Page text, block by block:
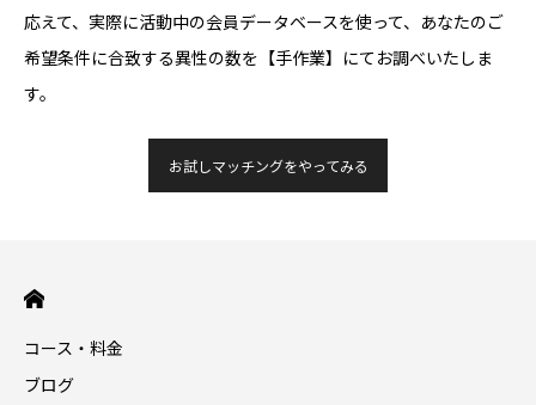
応えて、実際に活動中の会員データベースを使って、あなたのご
希望条件に合致する異性の数を【手作業】にてお調べいたしま
す。
お試しマッチングをやってみる
コース・料金
ブログ